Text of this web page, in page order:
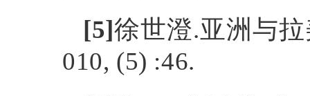
[5]徐世澄.亚洲与
010, (5) :46.